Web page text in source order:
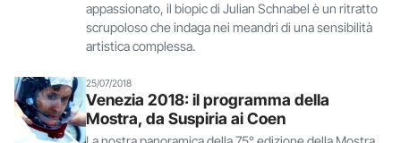
appassionato, il biopic di Julian Schnabel è un ritratto
scrupoloso che indaga nei meandri di una sensibilità
artistica complessa.
25/07/2018
Venezia 2018: il programma della
Mostra, da Suspiria ai Coen